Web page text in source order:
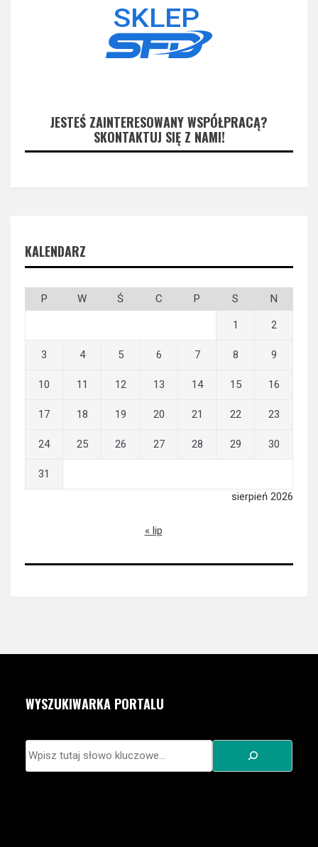
JESTEŚ ZAINTERESOWANY WSPÓŁPRACĄ?
SKONTAKTUJ SIĘ Z NAMI!
KALENDARZ
sierpień 2026
P W Ś C P S N
1 2
3 4 5 6 7 8 9
10 11 12 13 14 15 16
17 18 19 20 21 22 23
24 25 26 27 28 29 30
31
« lip
WYSZUKIWARKA PORTALU